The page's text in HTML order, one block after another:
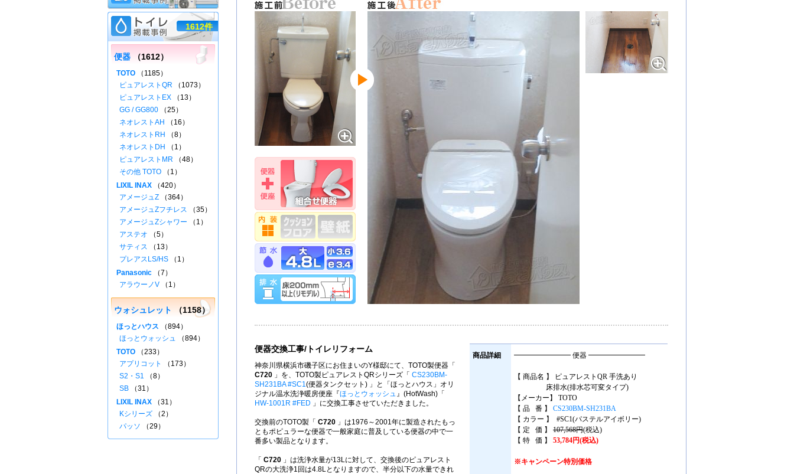
便器交換工事/トイレリフォーム
神奈川県横浜市磯子区にお住まいのY様邸にて、TOTO製便器「
C720 」を、TOTO製ピュアレストQRシリーズ「 CS230BM-
SH231BA #SC1(便器タンクセット) 」と「ほっとハウス」オリ
ジナル温水洗浄暖房便座『ほっとウォッシュ』(HotWash)「
HW-1001R #FED 」に交換工事させていただきました。
交換前のTOTO製「 C720 」は1976～2001年に製造されたもっ
ともポピュラーな便器で一般家庭に普及している便器の中で一
番多い製品となります。
「 C720 」は洗浄水量が13Lに対して、交換後のピュアレスト
QRの大洗浄1回は4.8Lとなりますので、半分以下の水量できれ
商品詳細 ━━━━━━━━ 便器 ━━━━━━━━
【 商品名 】 ピュアレストQR 手洗あり
床排水(排水芯可変タイプ)
【メーカー】 TOTO
【 品 番 】 CS230BM-SH231BA
【 カラー 】 #SC1(パステルアイボリー)
【 定 価 】 107,568円(税込)
【 特 価 】 53,784円(税込)
※キャンペーン特別価格
1612件
便器 （1612）
TOTO （1185）
ピュアレストQR （1073）
ピュアレストEX （13）
GG / GG800 （25）
ネオレストAH
（16）
ネオレストRH
（8）
ネオレストDH
（1）
ピュアレストMR （48）
その他 TOTO （1）
LIXIL INAX （420）
アメージュZ （364）
アメージュZフチレス （35）
アメージュZシャワー （1）
アステオ （5）
サティス （13）
プレアスLS/HS （1）
Panasonic （7）
アラウーノV （1）
ウォシュレット （1158）
ほっとハウス （894）
ほっとウォッシュ （894）
TOTO （233）
アプリコット
（173）
S2・S1 （8）
SB （31）
LIXIL INAX （31）
Kシリーズ （2）
パッソ （29）